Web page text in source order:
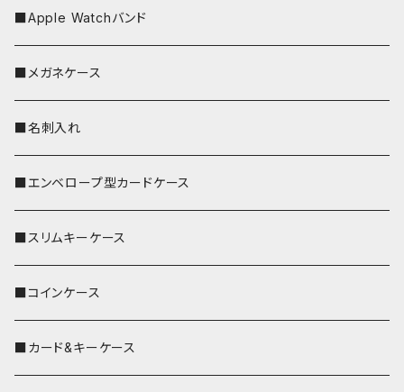
■Apple Watchバンド
■メガネケース
■名刺入れ
■エンベロープ型カードケース
■スリムキーケース
■コインケース
■カード&キーケース